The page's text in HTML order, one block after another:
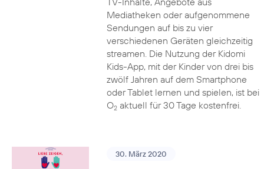
Mediatheken oder aufgenommene
Sendungen auf bis zu vier
verschiedenen Geräten gleichzeitig
streamen. Die Nutzung der Kidomi
Kids-App, mit der Kinder von drei bis
zwölf Jahren auf dem Smartphone
oder Tablet lernen und spielen, ist bei
O2aktuell für 30 Tage kostenfrei.
30. März 2020